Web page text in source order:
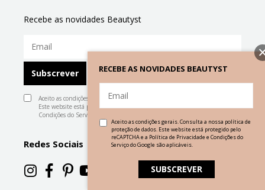
Recebe as novidades Beautyst
Aceito as condições gerais. Consulta a nossa
Este website está protegido pelo reCAPTCHA e aPolítica de Privacidadee
Condições do Serviço
Redes Sociais
RECEBE AS NOVIDADES BEAUTYST
Aceito as condições gerais. Consulta a nossa política de
proteção de dados. Este website está protegido pelo
reCAPTCHA e a Política de Privacidade e Condições do
Serviçodo Google são aplicáveis.